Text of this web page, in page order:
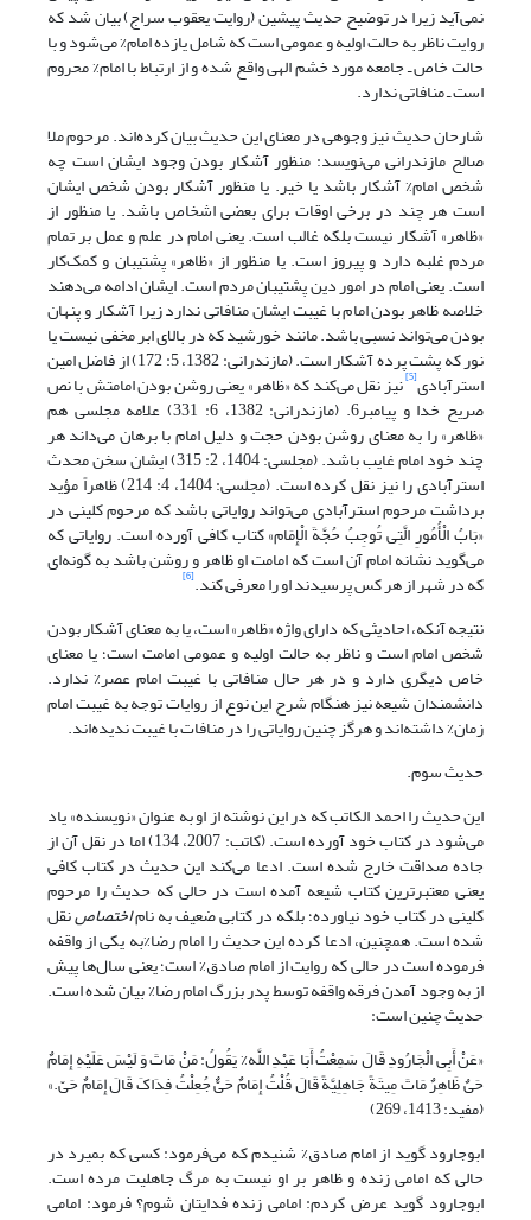
نمی‌آید زیرا در توضیح حدیث پیشین (روایت یعقوب سراج) بیان شد که
روایت ناظر به حالت اولیه و عمومی است که شامل یازده امام% می‌شود و با
حالت خاص ـ جامعه مورد خشم الهی واقع شده و از ارتباط با امام% محروم
است ـ منافاتی ندارد.
شارحان حدیث نیز وجوهی در معنای این حدیث بیان کرده‌‌اند. مرحوم ملا
صالح مازندرانی می‌نویسد: منظور آشکار بودن وجود ایشان است چه
شخص امام% آشکار باشد یا خیر. یا منظور آشکار بودن شخص ایشان
است هر چند در برخی اوقات برای بعضی اشخاص باشد. یا منظور از
«ظاهر» آشکار نیست بلکه غالب است. یعنی امام در علم و عمل بر تمام
مردم غلبه دارد و پیروز است. یا منظور از «ظاهر» پشتیبان و کمک‌کار
است. یعنی امام در امور دین پشتیبان مردم است. ایشان ادامه می‌دهند
خلاصه ظاهر بودن امام با غیبت ایشان منافاتی ندارد زیرا آشکار و پنهان
بودن می‌تواند نسبی باشد. مانند خورشید که در بالای ابر مخفی نیست یا
نور که پشت پرده آشکار است. (مازندرانی: 1382، 5: 172) از فاضل امین
استرآبادی[5] نیز نقل می‌کند که «ظاهر» یعنی روشن بودن امامتش با نص
صریح خدا و پیامبر6. (مازندرانی: 1382، 6: 331) علامه مجلسی هم
«ظاهر» را به معنای روشن بودن حجت و دلیل امام با برهان می‌داند هر
چند خود امام غایب باشد. (مجلسی: 1404، 2: 315) ایشان سخن محدث
استرآبادی را نیز نقل کرده است. (مجلسی: 1404، 4: 214) ظاهراً مؤید
برداشت مرحوم استرآبادی می‌تواند روایاتی باشد که مرحوم کلینی در
«بَابُ الْأُمُورِ الَّتِی تُوجِبُ حُجَّةَ الْإِمَام‏» کتاب کافی آورده است. روایاتی که
می‌گوید نشانه امام آن است که امامت او ظاهر و روشن باشد به گونه‌ای
که در شهر از هر کس پرسیدند او را معرفی کند.[6]
نتیجه آنکه، احادیثی که دارای واژه «ظاهر» است، یا به معنای آشکار بودن
شخص امام است و ناظر به حالت اولیه و عمومی امامت است؛ یا معنای
خاص دیگری دارد و در هر حال منافاتی با غیبت امام عصر% ندارد.
دانشمندان شیعه نیز هنگام شرح این نوع از روایات توجه به غیبت امام
زمان% داشته‌اند و هرگز چنین روایاتی را در منافات با غیبت ندیده‌اند.
حدیث سوم.
این حدیث را احمد الکاتب که در این نوشته از او به عنوان «نویسنده» یاد
می‌شود در کتاب خود آورده است. (کاتب: 2007، 134) اما در نقل آن از
جاده صداقت خارج شده است. ادعا می‌کند این حدیث در کتاب کافی
یعنی معتبرترین کتاب شیعه آمده است در حالی که حدیث را مرحوم
کلینی در کتاب خود نیاورده؛ بلکه در کتابی ضعیف به ناماختصاصنقل
شده است. همچنین، ادعا کرده این حدیث را امام رضا%به یکی از واقفه
فرموده است در حالی که روایت از امام صادق% است؛ یعنی سال‌ها پیش
از به وجود آمدن فرقه واقفه توسط پدر بزرگ امام رضا% بیان شده است.
حدیث چنین است:
«عَنْ أَبِی الْجَارُودِ قَالَ سَمِعْتُ أَبَا عَبْدِ اللَّه% یَقُولُ‏: مَنْ مَاتَ وَ لَیْسَ عَلَیْهِ إِمَامٌ‏
حَیٌ‏ ظَاهِرٌ مَاتَ مِیتَةً جَاهِلِیَّةً قَالَ قُلْتُ إِمَامٌ حَیٌّ جُعِلْتُ فِدَاکَ قَالَ إِمَامٌ حَیّ‏.»
(مفید: 1413، 269)
ابوجارود گوید از امام صادق% شنیدم که می‌فرمود: کسی که بمیرد در
حالی که امامی زنده و ظاهر بر او نیست به مرگ جاهلیت مرده است.
ابوجارود گوید عرض کردم: امامی زنده فدایتان شوم؟ فرمود: امامی